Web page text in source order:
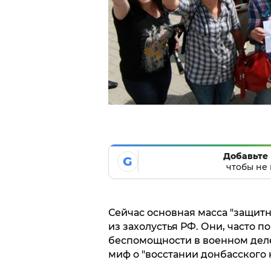
G
Добавьте
чтобы не
Сейчас основная масса
из захолустья РФ. Они, часто
беспомощности в военном
миф о "восстании донбасского